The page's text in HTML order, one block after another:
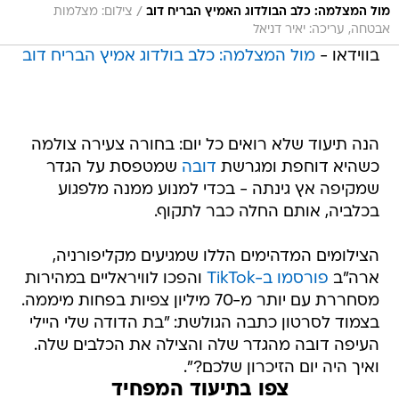
מול המצלמה: כלב הבולדוג האמיץ הבריח דוב / צילום: מצלמות
אבטחה, עריכה: יאיר דניאל
בווידאו -מול המצלמה: כלב בולדוג אמיץ הבריח דוב
הנה תיעוד שלא רואים כל יום: בחורה צעירה צולמה
כשהיא דוחפת ומגרשת דובה שמטפסת על הגדר
שמקיפה אץ גינתה - בכדי למנוע ממנה מלפגוע
בכלביה, אותם החלה כבר לתקוף.
הצילומים המדהימים הללו שמגיעים מקליפורניה,
ארה"ב פורסמו ב-TikTok
והפכו לוויראליים במהירות
מסחררת עם יותר מ-70 מיליון צפיות בפחות מיממה.
בצמוד לסרטון כתבה הגולשת: "בת הדודה שלי היילי
העיפה דובה מהגדר שלה והצילה את הכלבים שלה.
ואיך היה יום הזיכרון שלכם?".
צפו בתיעוד המפחיד